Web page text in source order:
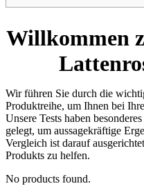
Willkommen
Wir führen Sie durch die
Produktreihe, um Ihnen bei
Unsere Tests haben
gelegt, um aussagekräftige
Vergleich ist darauf
Produkts zu helfen.
No products found.